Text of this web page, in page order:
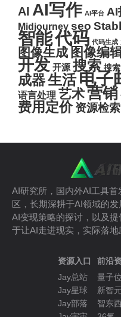
AI AI写作 AI平台 AI
Midjourney seo
智能代码 代码生成
图像生成 图像编
开发 开源 搜索 搜
成器生活电子
语言处理 艺术营销
费用定价 资源检索
AI研究所，国内外AI工具
区，长期深耕于AI领域的发
AI变现策略的探讨，以及
于让AI走进现实，实际落地
资源入口
Jay总站
Jay星球
Jay部落
前沿
量子位
新智元
智东